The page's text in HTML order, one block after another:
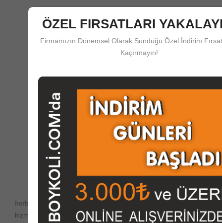
herboykoli.com'da Güvenli Ödeme Koruma Sistemi
Destek Merkezi
Satış Öncesi ve Sonrası Çağrı Merkezi Desteği
herboykoli.com Güvencesiyle;
hizmetlerinin yaygın olduğu bu dönemde, imalatını yaptığımız
ÖZEL FIRSATLARI
Firmamızın Dönemsel Olarak Sunduğu Özel İndirim
Kaçırmayın!